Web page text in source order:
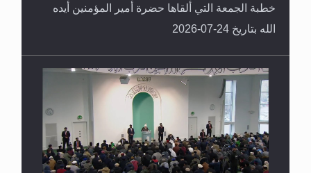
خطبة الجمعة التي ألقاها حضرة أمير المؤمنين أيده
الله بتاريخ 24-07-2026